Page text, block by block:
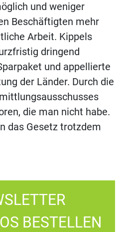
und weniger
Beschäftigten mehr
Arbeit. Kippels
dringend
und appellierte
der Länder. Durch die
die man nicht habe.
das Gesetz trotzdem
BESTELLEN